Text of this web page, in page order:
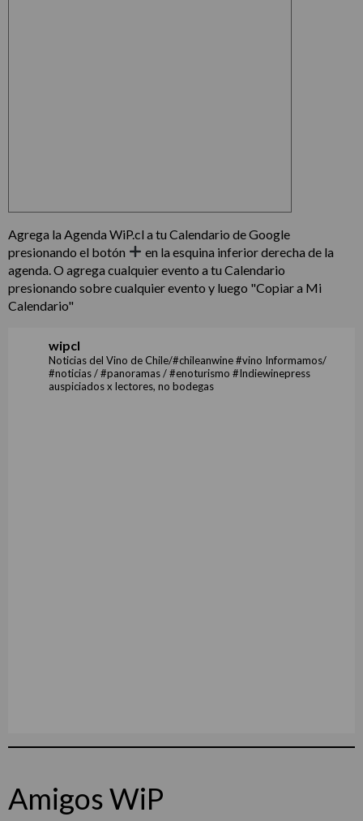
Agrega la Agenda WiP.cl a tu Calendario de Google
presionando el botón
en la esquina inferior derecha de la
agenda. O agrega cualquier evento a tu Calendario
presionando sobre cualquier evento y luego "Copiar a Mi
Calendario"
wipcl
Noticias del Vino de Chile/#chileanwine #vino Informamos/
#noticias / #panoramas / #enoturismo #Indiewinepress
auspiciados x lectores, no bodegas
Amigos WiP